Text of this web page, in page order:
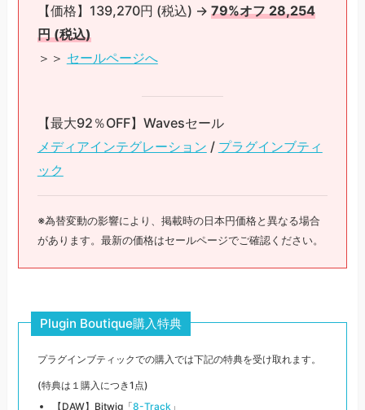
【価格】139,270円 (税込) → 79%オフ 28,254
円 (税込)
＞＞ セールページへ
【最大92％OFF】Wavesセール
メディアインテグレーション / プラグインブティ
ック
※為替変動の影響により、掲載時の日本円価格と異なる場合
があります。最新の価格はセールページでご確認ください。
Plugin Boutique購入特典
プラグインブティックでの購入では下記の特典を受け取れます。
(特典は１購入につき1点)
【DAW】Bitwig「8-Track 」